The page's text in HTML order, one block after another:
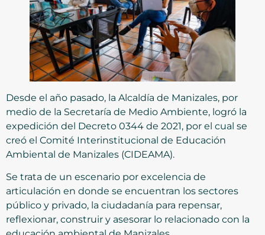
Desde el año pasado, la Alcaldía de Manizales, por
medio de la Secretaría de Medio Ambiente, logró la
expedición del Decreto 0344 de 2021, por el cual se
creó el Comité Interinstitucional de Educación
Ambiental de Manizales (CIDEAMA).
Se trata de un escenario por excelencia de
articulación en donde se encuentran los sectores
público y privado, la ciudadanía para repensar,
reflexionar, construir y asesorar lo relacionado con la